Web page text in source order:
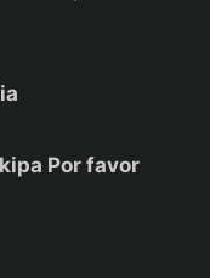
Por favor